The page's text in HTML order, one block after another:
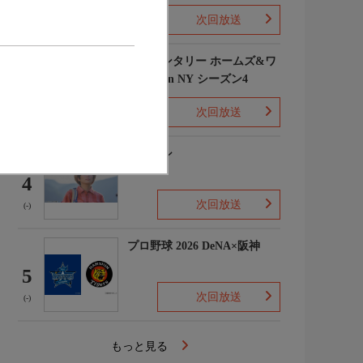
次回放送
エレメンタリー ホームズ&ワ
トソン in NY シーズン4
次回放送
4
(-)
下山メシ
次回放送
5
(-)
プロ野球 2026 DeNA×阪神
次回放送
もっと見る